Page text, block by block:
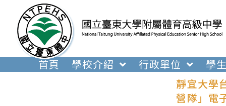
內
首頁 學校介紹 行政單位 學
靜宜大學
營隊」電